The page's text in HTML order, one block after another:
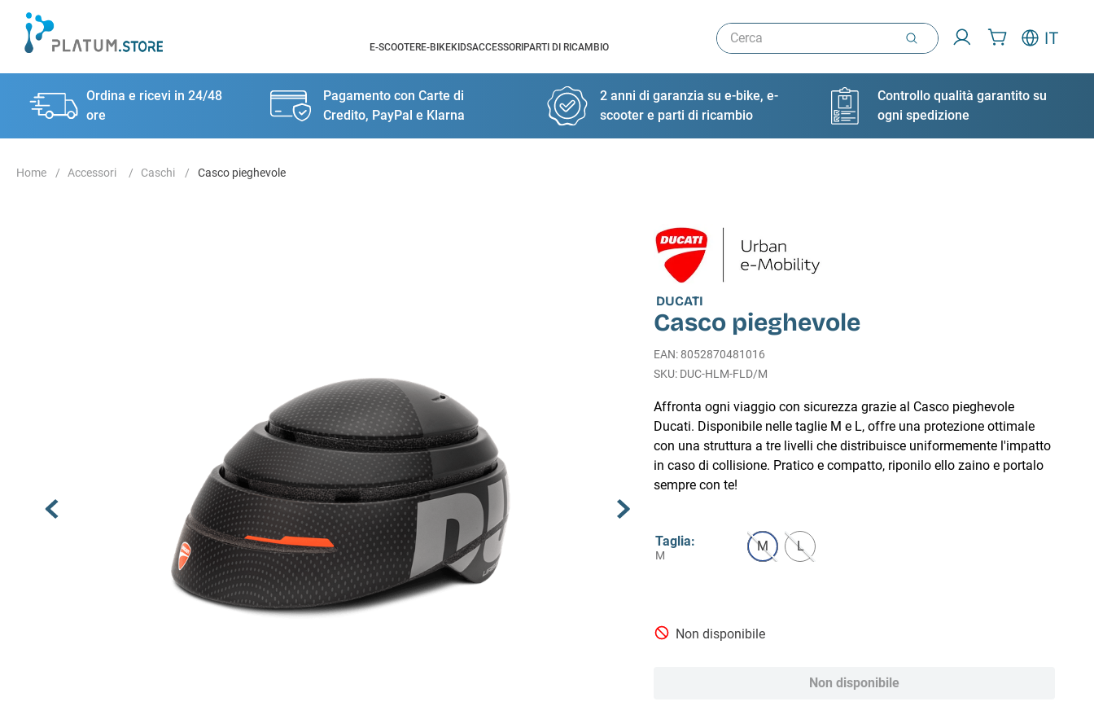
E-SCOOTERE-BIKEKIDSACCESSORI PARTI DI RICAMBIO
Cerca IT
Ordina e ricevi in 24/48
ore
Pagamento con Carte di
Credito, PayPal e Klarna
2 anni di garanzia su e-bike, e-
scooter e parti di ricambio
Controllo qualità garantito su
ogni spedizione
Accessori Caschi Casco pieghevole
DUCATI
Casco pieghevole
EAN: 8052870481016
DUC-HLM-FLD/M
Affronta ogni viaggio con sicurezza grazie al Casco pieghevole
Ducati. Disponibile nelle taglie M e L, offre una protezione ottimale
con una struttura a tre livelli che distribuisce uniformemente l'impatto
in caso di collisione. Pratico e compatto, riponilo ello zaino e portalo
sempre con te!
Taglia:
M
M L
Non disponibile
Non disponibile